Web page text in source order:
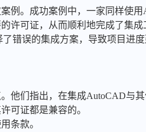
例。成功案例中，一家同样使
许可证，从而顺利地完成了集
错误的集成方案，导致项目进度
他们指出，在集成AutoCAD与
可证都是兼容的。
条款。